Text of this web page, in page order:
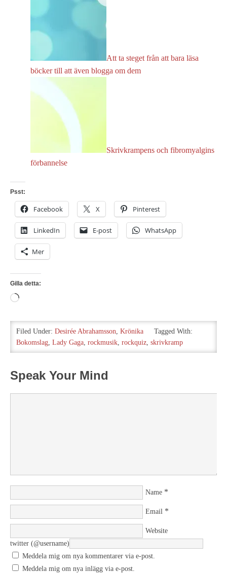
Att ta steget från att bara läsa
böcker till att även blogga om dem
Skrivkrampens och fibromyalgins
förbannelse
Psst:
Facebook X Pinterest
LinkedIn E-post WhatsApp
Mer
Gilla detta:
Laddar
…
Filed Under: Desirée Abrahamsson, Krönika
Tagged With:
Bokomslag, Lady Gaga, rockmusik, rockquiz, skrivkramp
Speak Your Mind
Name *
Email *
Website
twitter (@username)
Meddela mig om nya kommentarer via e-post.
Meddela mig om nya inlägg via e-post.